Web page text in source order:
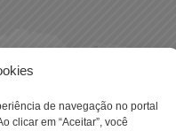
de navegação no portal
clicar em “Aceitar”, você